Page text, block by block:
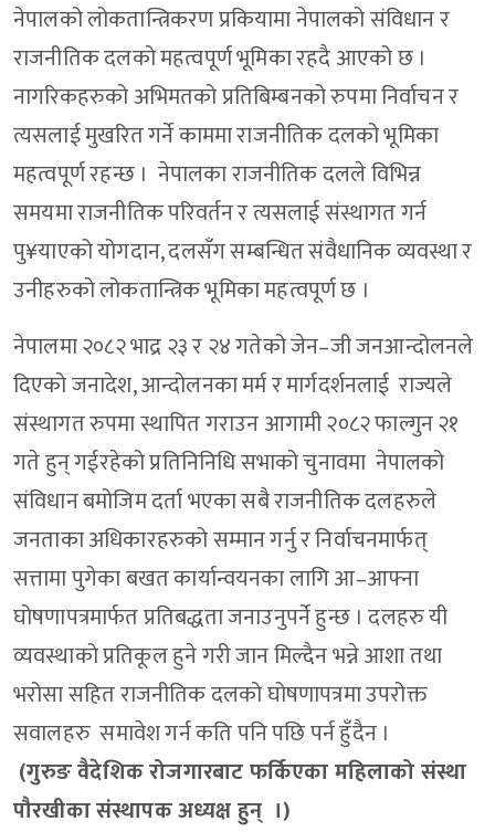
नेपालको लोकतान्त्रिकरण प्रकियामा नेपालको संविधान र
राजनीतिक दलको महत्वपूर्ण भूमिका रहदै आएको छ ।
नागरिकहरुको अभिमतको प्रतिबिम्बनको रुपमा निर्वाचन र
त्यसलाई मुखरित गर्ने काममा राजनीतिक दलको भूमिका
महत्वपूर्ण रहन्छ । नेपालका राजनीतिक दलले विभिन्न
समयमा राजनीतिक परिवर्तन र त्यसलाई संस्थागत गर्न
पु¥याएको योगदान, दलसँग सम्बन्धित संवैधानिक व्यवस्था र
उनीहरुको लोकतान्त्रिक भूमिका महत्वपूर्ण छ ।
नेपालमा २०८२ भाद्र २३ र २४ गतेको जेन–जी जनआन्दोलनले
दिएको जनादेश, आन्दोलनका मर्म र मार्गदर्शनलाई राज्यले
संस्थागत रुपमा स्थापित गराउन आगामी २०८२ फाल्गुन २१
गते हुन् गईरहेको प्रतिनिनिधि सभाको चुनावमा नेपालको
संविधान बमोजिम दर्ता भएका सबै राजनीतिक दलहरुले
जनताका अधिकारहरुको सम्मान गर्नु र निर्वाचनमार्फत्
सत्तामा पुगेका बखत कार्यान्वयनका लागि आ–आफ्ना
घोषणापत्रमार्फत प्रतिबद्धता जनाउनुपर्ने हुन्छ । दलहरु यी
व्यवस्थाको प्रतिकूल हुने गरी जान मिल्दैन भन्ने आशा तथा
भरोसा सहित राजनीतिक दलको घोषणापत्रमा उपरोक्त
सवालहरु समावेश गर्न कति पनि पछि पर्न हुँदैन ।
(गुरुङ वैदेशिक रोजगारबाट फर्किएका महिलाको संस्था
पौरखीका संस्थापक अध्यक्ष हुन् ।)